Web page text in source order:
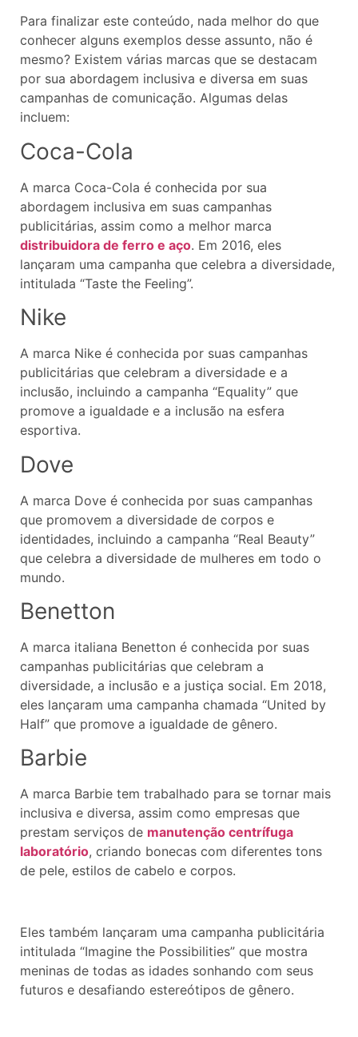
Para finalizar este conteúdo, nada melhor do que
conhecer alguns exemplos desse assunto, não é
mesmo? Existem várias marcas que se destacam
por sua abordagem inclusiva e diversa em suas
campanhas de comunicação. Algumas delas
incluem:
Coca-Cola
A marca Coca-Cola é conhecida por sua
abordagem inclusiva em suas campanhas
publicitárias, assim como a melhor marca
distribuidora de ferro e aço. Em 2016, eles
lançaram uma campanha que celebra a diversidade,
intitulada “Taste the Feeling”.
Nike
A marca Nike é conhecida por suas campanhas
publicitárias que celebram a diversidade e a
inclusão, incluindo a campanha “Equality” que
promove a igualdade e a inclusão na esfera
esportiva.
Dove
A marca Dove é conhecida por suas campanhas
que promovem a diversidade de corpos e
identidades, incluindo a campanha “Real Beauty”
que celebra a diversidade de mulheres em todo o
mundo.
Benetton
A marca italiana Benetton é conhecida por suas
campanhas publicitárias que celebram a
diversidade, a inclusão e a justiça social. Em 2018,
eles lançaram uma campanha chamada “United by
Half” que promove a igualdade de gênero.
Barbie
A marca Barbie tem trabalhado para se tornar mais
inclusiva e diversa, assim como empresas que
prestam serviços de manutenção centrífuga
laboratório, criando bonecas com diferentes tons
de pele, estilos de cabelo e corpos.
Eles também lançaram uma campanha publicitária
intitulada “Imagine the Possibilities” que mostra
meninas de todas as idades sonhando com seus
futuros e desafiando estereótipos de gênero.